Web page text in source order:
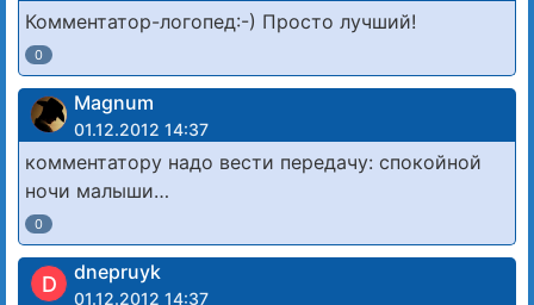
Комментатор-логопед:-) Просто лучший!
0
Magnum
01.12.2012 14:37
комментатору надо вести передачу: спокойной
ночи малыши…
0
D dnepruyk
01.12.2012 14:37